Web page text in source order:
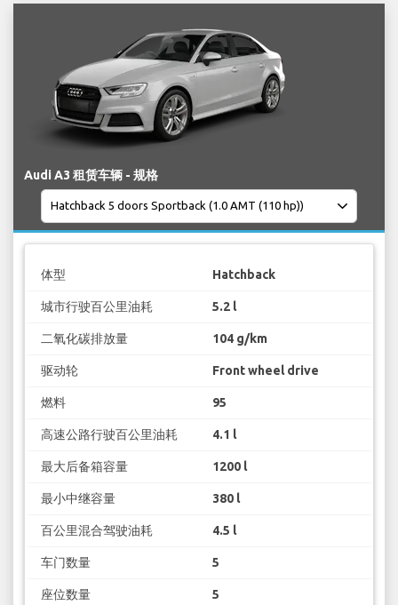
Audi A3 租赁车辆 - 规格
体型 Hatchback
城市行驶百公里油耗 5.2 l
二氧化碳排放量 104 g/km
驱动轮 Front wheel drive
燃料 95
高速公路行驶百公里油耗 4.1 l
最大后备箱容量 1200 l
最小中继容量 380 l
百公里混合驾驶油耗 4.5 l
车门数量 5
座位数量 5